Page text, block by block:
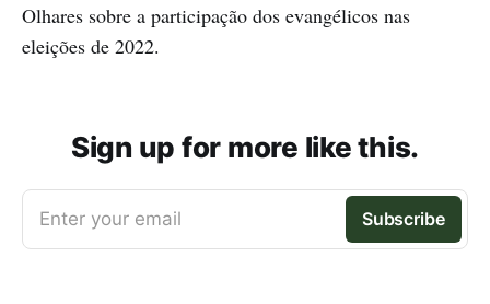
Olhares sobre a participação dos evangélicos nas
eleições de 2022.
Sign up for more like this.
Enter your email Subscribe